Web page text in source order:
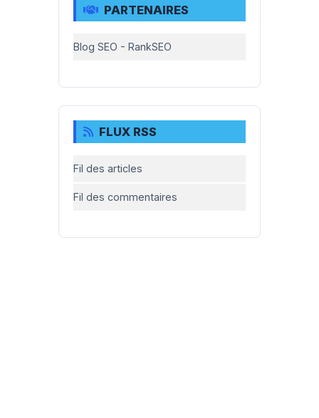
PARTENAIRES
Blog SEO - RankSEO
FLUX RSS
Fil des articles
Fil des commentaires